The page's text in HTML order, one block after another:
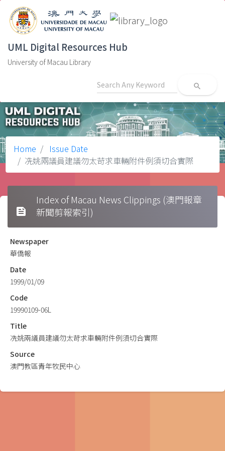
UML Digital Resources Hub
University of Macau Library
search
Home
Issue Date
冼姚兩議員建議勿太苛求車輛附件例須切合實際
feed
Index of Macau News Clippings (澳門報章
新聞剪報索引)
Newspaper
華僑報
Date
1999/01/09
Code
19990109-06L
Title
冼姚兩議員建議勿太苛求車輛附件例須切合實際
Source
澳門教區青年牧民中心